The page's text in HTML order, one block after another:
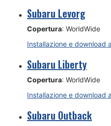
Subaru Levorg
Copertura: WorldWide
Installazione e download
Subaru Liberty
Copertura: WorldWide
Installazione e download
Subaru Outback